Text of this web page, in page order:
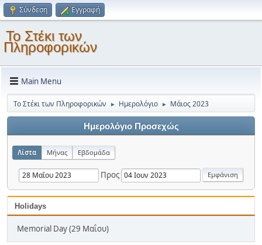
Σύνδεση Εγγραφή
Το Στέκι των
Πληροφορικών
Main Menu
Το Στέκι των Πληροφορικών ► Ημερολόγιο ► Μάιος 2023
Ημερολόγιο Προσεχώς
Λίστα Μήνας Εβδομάδα
Προς
Holidays
Memorial Day (29 Μαΐου)